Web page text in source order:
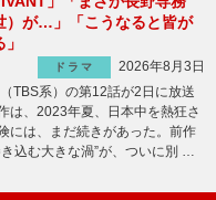
）が…」「こうなると皆が
ドラマ
2026年8月3日
TBS系）の第12話が2日に放送
、2023年夏、日本中を熱狂さ
には、まだ続きがあった。前作
込む大きな渦”が、ついに別 …